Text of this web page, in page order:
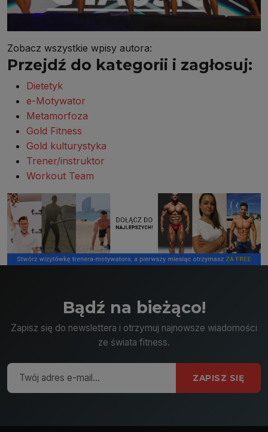
Zobacz wszystkie wpisy autora:
Przejdź do kategorii i zagłosuj:
Dietetyk
e-Motywator
Metamorfoza
Gold Fitness
Gold kulturystyka
Trener/instruktor
Workout Team
Bądź na bieżąco!
Zapisz się do newslettera i otrzymuj najnowsze wiadomości
ze świata fitness.
ZAPISZ SIĘ